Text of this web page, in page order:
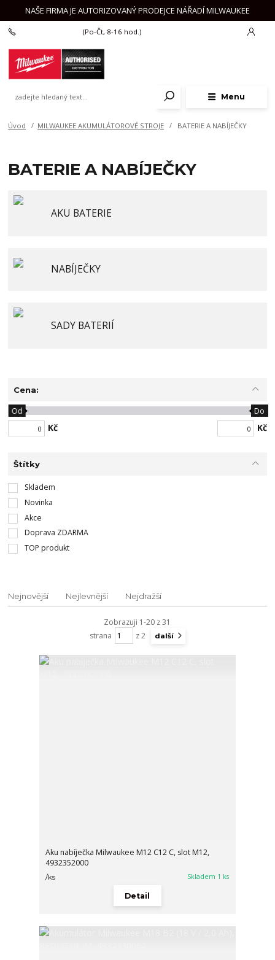
NAŠE FIRMA JE AUTORIZOVANÝ PRODEJCE NÁŘADÍ MILWAUKEE
Menu
(Po-Čt, 8-16 hod.)
Úvod MILWAUKEE AKUMULÁTOROVÉ STROJE BATERIE A NABÍJEČKY
BATERIE A NABÍJEČKY
AKU BATERIE
NABÍJEČKY
SADY BATERIÍ
Cena:
Kč
Od Do
Kč
Štítky
Skladem
Novinka
Akce
Doprava ZDARMA
TOP produkt
Nejnovější Nejlevnější Nejdražší
Zobrazuji 1-20 z 31
strana
z 2 další
Aku nabíječka Milwaukee M12 C12 C, slot M12,
4932352000
/ks Skladem 1 ks
Detail